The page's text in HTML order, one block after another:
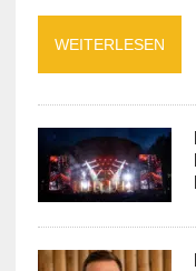
WEITERLESEN